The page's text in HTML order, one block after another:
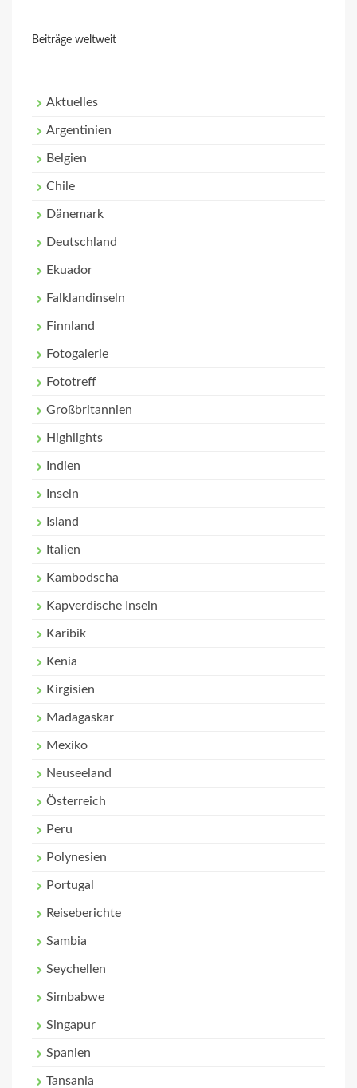
Beiträge weltweit
Aktuelles
Argentinien
Belgien
Chile
Dänemark
Deutschland
Ekuador
Falklandinseln
Finnland
Fotogalerie
Fototreff
Großbritannien
Highlights
Indien
Inseln
Island
Italien
Kambodscha
Kapverdische Inseln
Karibik
Kenia
Kirgisien
Madagaskar
Mexiko
Neuseeland
Österreich
Peru
Polynesien
Portugal
Reiseberichte
Sambia
Seychellen
Simbabwe
Singapur
Spanien
Tansania